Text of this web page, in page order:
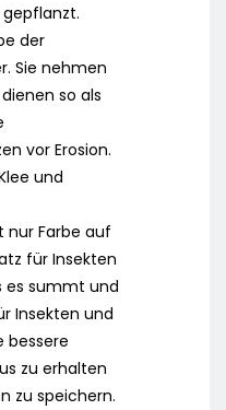
der
Sie nehmen
so als
vor Erosion.
und
nur Farbe auf
für Insekten
es summt und
Insekten und
bessere
zu erhalten
zu speichern.